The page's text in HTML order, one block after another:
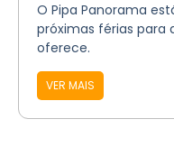
O Pipa Panorama
próximas férias para
oferece.
VER MAIS